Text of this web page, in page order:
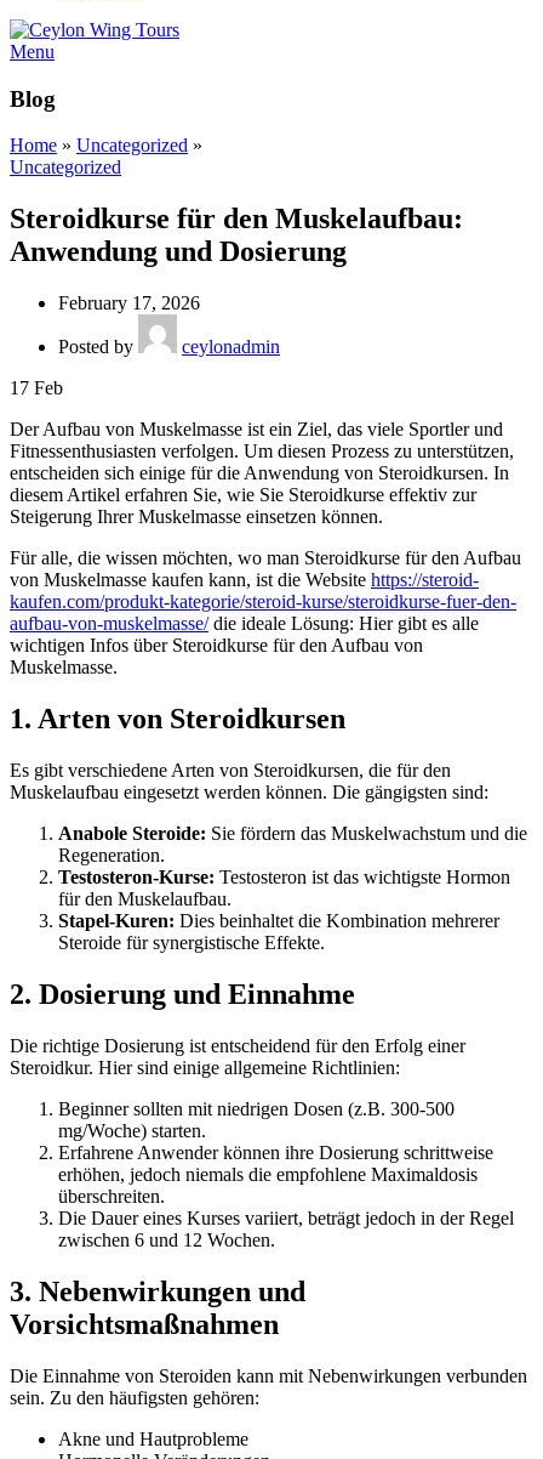
Menu
Blog
Home » Uncategorized »
Uncategorized
Steroidkurse für den Muskelaufbau:
Anwendung und Dosierung
February 17, 2026
Posted by
ceylonadmin
17 Feb
Der Aufbau von Muskelmasse ist ein Ziel, das viele Sportler und
Fitnessenthusiasten verfolgen. Um diesen Prozess zu unterstützen,
entscheiden sich einige für die Anwendung von Steroidkursen. In
diesem Artikel erfahren Sie, wie Sie Steroidkurse effektiv zur
Steigerung Ihrer Muskelmasse einsetzen können.
Für alle, die wissen möchten, wo man Steroidkurse für den Aufbau
von Muskelmasse kaufen kann, ist die Website https://steroid-
kaufen.com/produkt-kategorie/steroid-kurse/steroidkurse-fuer-den-
aufbau-von-muskelmasse/die ideale Lösung: Hier gibt es alle
wichtigen Infos über Steroidkurse für den Aufbau von
Muskelmasse.
1. Arten von Steroidkursen
Es gibt verschiedene Arten von Steroidkursen, die für den
Muskelaufbau eingesetzt werden können. Die gängigsten sind:
Anabole Steroide: Sie fördern das Muskelwachstum und die
Regeneration.
Testosteron-Kurse: Testosteron ist das wichtigste Hormon
für den Muskelaufbau.
Stapel-Kuren: Dies beinhaltet die Kombination mehrerer
Steroide für synergistische Effekte.
2. Dosierung und Einnahme
Die richtige Dosierung ist entscheidend für den Erfolg einer
Steroidkur. Hier sind einige allgemeine Richtlinien:
Beginner sollten mit niedrigen Dosen (z.B. 300-500
mg/Woche) starten.
Erfahrene Anwender können ihre Dosierung schrittweise
erhöhen, jedoch niemals die empfohlene Maximaldosis
überschreiten.
Die Dauer eines Kurses variiert, beträgt jedoch in der Regel
zwischen 6 und 12 Wochen.
3. Nebenwirkungen und
Vorsichtsmaßnahmen
Die Einnahme von Steroiden kann mit Nebenwirkungen verbunden
sein. Zu den häufigsten gehören:
Akne und Hautprobleme